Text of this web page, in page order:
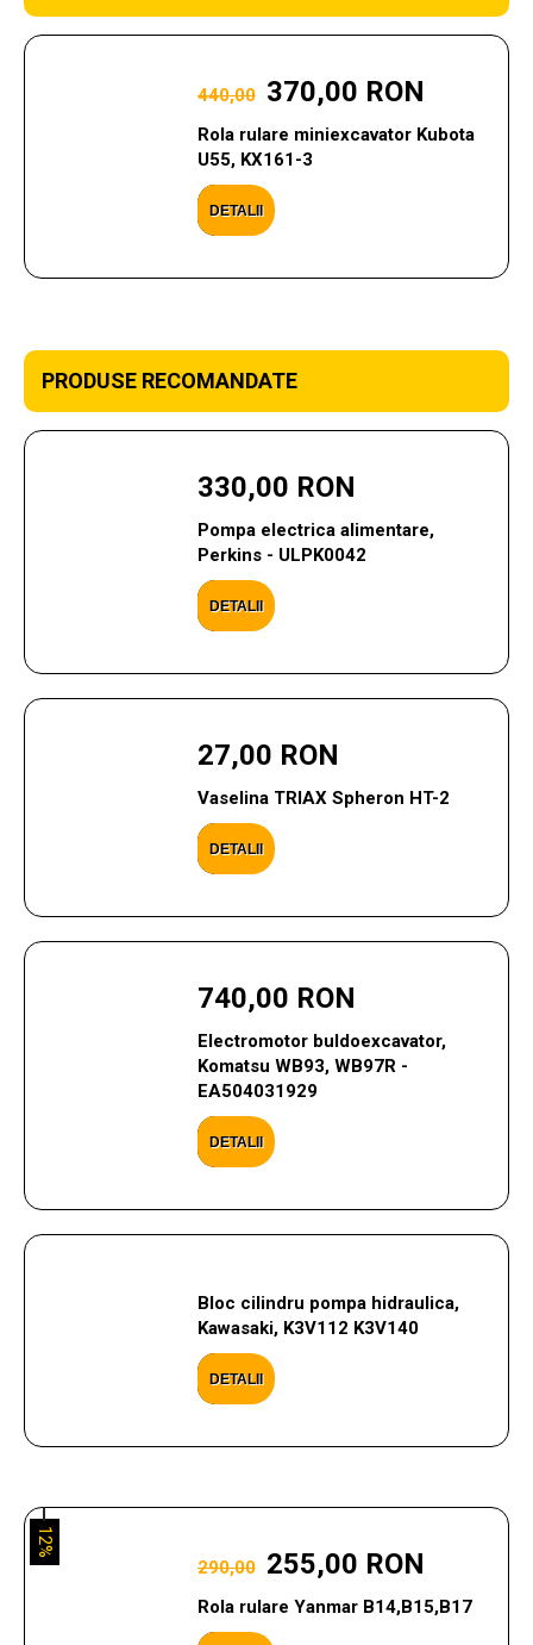
440,00 370,00 RON
Rola rulare miniexcavator Kubota
U55, KX161-3
DETALII
PRODUSE RECOMANDATE
330,00 RON
Pompa electrica alimentare,
Perkins - ULPK0042
DETALII
27,00 RON
Vaselina TRIAX Spheron HT-2
DETALII
740,00 RON
Electromotor buldoexcavator,
Komatsu WB93, WB97R -
EA504031929
DETALII
Bloc cilindru pompa hidraulica,
Kawasaki, K3V112 K3V140
DETALII
290,00 255,00 RON
Rola rulare Yanmar B14,B15,B17
12%